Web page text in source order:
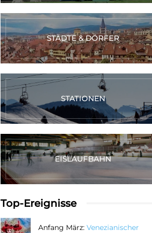
STÄDTE & DÖRFER
STATIONEN
EISLAUFBAHN
Top-Ereignisse
Anfang März: Venezianischer